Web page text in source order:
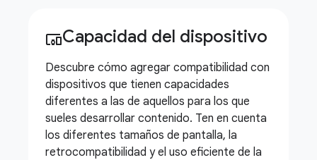
devices_otherCapacidad del dispositivo
Descubre cómo agregar compatibilidad con
dispositivos que tienen capacidades
diferentes a las de aquellos para los que
sueles desarrollar contenido. Ten en cuenta
los diferentes tamaños de pantalla, la
retrocompatibilidad y el uso eficiente de la